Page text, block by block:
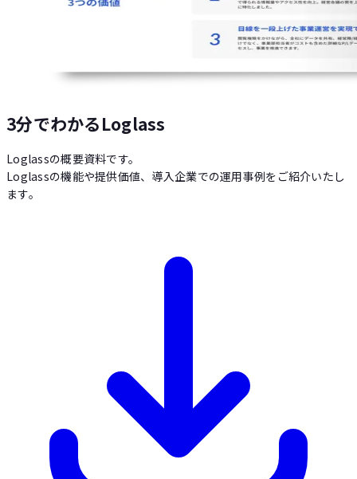
3分でわかるLoglass
Loglassの概要資料です。
Loglassの機能や提供価値、導入企業での運用事例をご紹介いたし
ます。